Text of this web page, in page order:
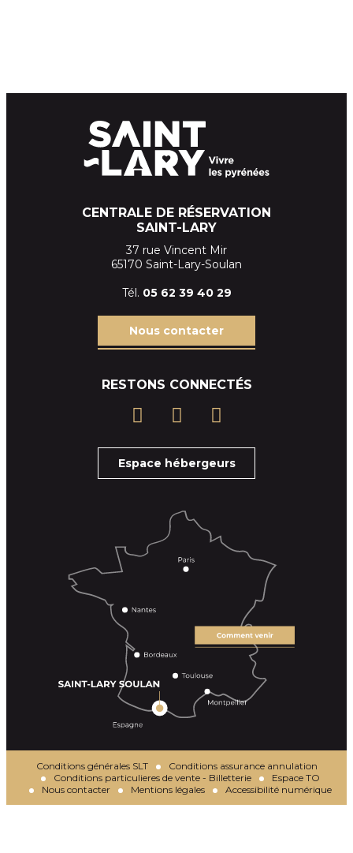
CENTRALE DE RÉSERVATION
SAINT-LARY
37 rue Vincent Mir
65170 Saint-Lary-Soulan
Tél. 05 62 39 40 29
Nous contacter
RESTONS CONNECTÉS
Espace hébergeurs
Conditions générales SLT
Conditions assurance annulation
Conditions particulieres de vente - Billetterie
Espace TO
Nous contacter
Mentions légales Accessibilité numérique